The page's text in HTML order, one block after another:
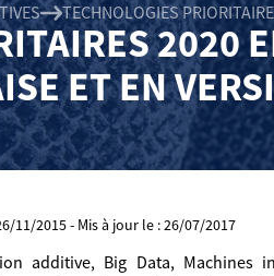
TECHNOLOGIES
2020
ET EN
11/2015 - Mis à jour le : 26/07/2017
additive, Big Data,